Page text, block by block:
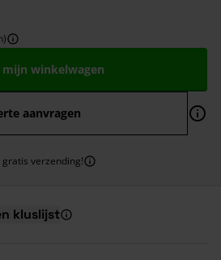
mijn winkelwagen
aanvragen
gratis verzending!
kluslijst